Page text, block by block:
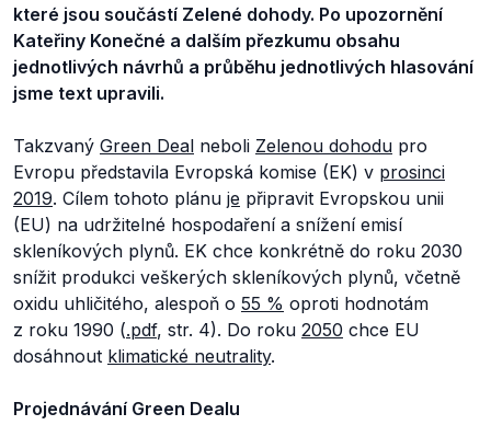
které jsou součástí Zelené dohody. Po upozornění
Kateřiny Konečné a dalším přezkumu obsahu
jednotlivých návrhů a průběhu jednotlivých hlasování
jsme text upravili.
Takzvaný Green Deal neboli Zelenou dohodu pro
Evropu představila Evropská komise (EK) v prosinci
2019. Cílem tohoto plánu je připravit Evropskou unii
(EU) na udržitelné hospodaření a snížení emisí
skleníkových plynů. EK chce konkrétně do roku 2030
snížit produkci veškerých skleníkových plynů, včetně
oxidu uhličitého, alespoň o 55 % oproti hodnotám
z roku 1990 (.pdf, str. 4). Do roku 2050 chce EU
dosáhnout klimatické neutrality.
Projednávání Green Dealu